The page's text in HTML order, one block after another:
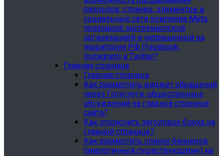
разделов, страниц, элементов в
социальные сети компании Meta,
признаной экстремистской
организацией и запрещенной на
территории РФ (Facebook,
Instagram) и Twitter?
Главная страница
Главная страница
Как разместить виджет обращений
через Госуслуги, общественных
обсуждений на главной странице
сайта?
Как отключить заголовок блока на
главной странице?
Как разместить список баннеров
(аналогичный существующему) на